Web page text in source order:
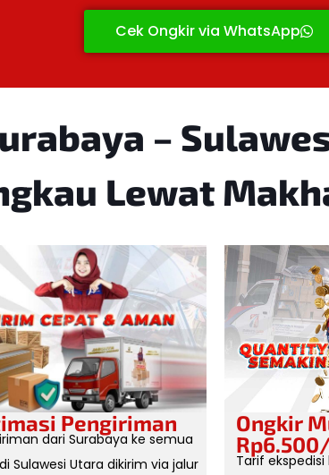
Cek Ongkir via WhatsApp
–
Lewat
Pengiriman
dari Surabaya ke semua
Sulawesi Utara dikirim via jalur
Ongkir
Tarif ekspedisi